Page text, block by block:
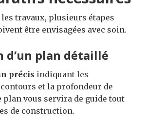
les travaux, plusieurs étapes
être envisagées avec soin.
d’un plan détaillé
précis indiquant les
et la profondeur de
plan vous servira de guide tout
de construction.